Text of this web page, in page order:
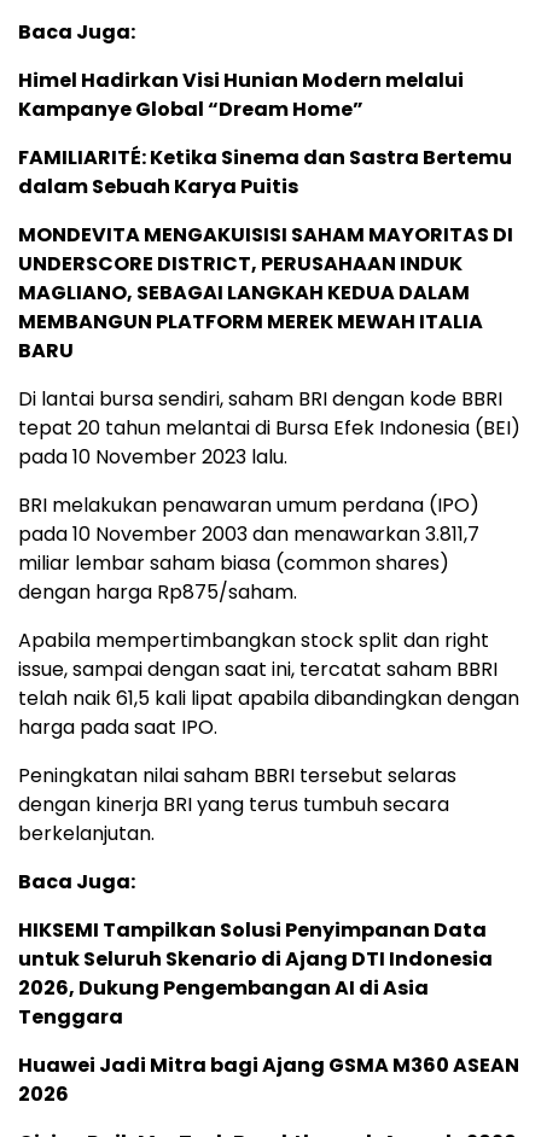
Baca Juga:
Himel Hadirkan Visi Hunian Modern melalui
Kampanye Global “Dream Home”
FAMILIARITÉ: Ketika Sinema dan Sastra Bertemu
dalam Sebuah Karya Puitis
MONDEVITA MENGAKUISISI SAHAM MAYORITAS DI
UNDERSCORE DISTRICT, PERUSAHAAN INDUK
MAGLIANO, SEBAGAI LANGKAH KEDUA DALAM
MEMBANGUN PLATFORM MEREK MEWAH ITALIA
BARU
Di lantai bursa sendiri, saham BRI dengan kode BBRI
tepat 20 tahun melantai di Bursa Efek Indonesia (BEI)
pada 10 November 2023 lalu.
BRI melakukan penawaran umum perdana (IPO)
pada 10 November 2003 dan menawarkan 3.811,7
miliar lembar saham biasa (common shares)
dengan harga Rp875/saham.
Apabila mempertimbangkan stock split dan right
issue, sampai dengan saat ini, tercatat saham BBRI
telah naik 61,5 kali lipat apabila dibandingkan dengan
harga pada saat IPO.
Peningkatan nilai saham BBRI tersebut selaras
dengan kinerja BRI yang terus tumbuh secara
berkelanjutan.
Baca Juga:
HIKSEMI Tampilkan Solusi Penyimpanan Data
untuk Seluruh Skenario di Ajang DTI Indonesia
2026, Dukung Pengembangan AI di Asia
Tenggara
Huawei Jadi Mitra bagi Ajang GSMA M360 ASEAN
2026